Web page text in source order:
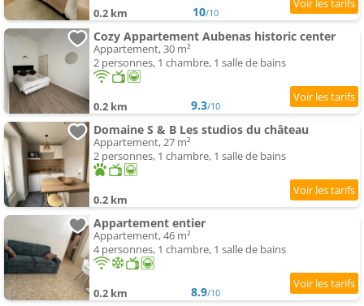
0.2 km 10/10
Cozy Appartement Aubenas historic center
Appartement, 30 m²
2 personnes, 1 chambre, 1 salle de bains
0.2 km 9.3/10
Domaine S & B Les studios du château
Appartement, 27 m²
2 personnes, 1 chambre, 1 salle de bains
0.2 km
Appartement entier
Appartement, 46 m²
4 personnes, 1 chambre, 1 salle de bains
0.2 km 8.9/10